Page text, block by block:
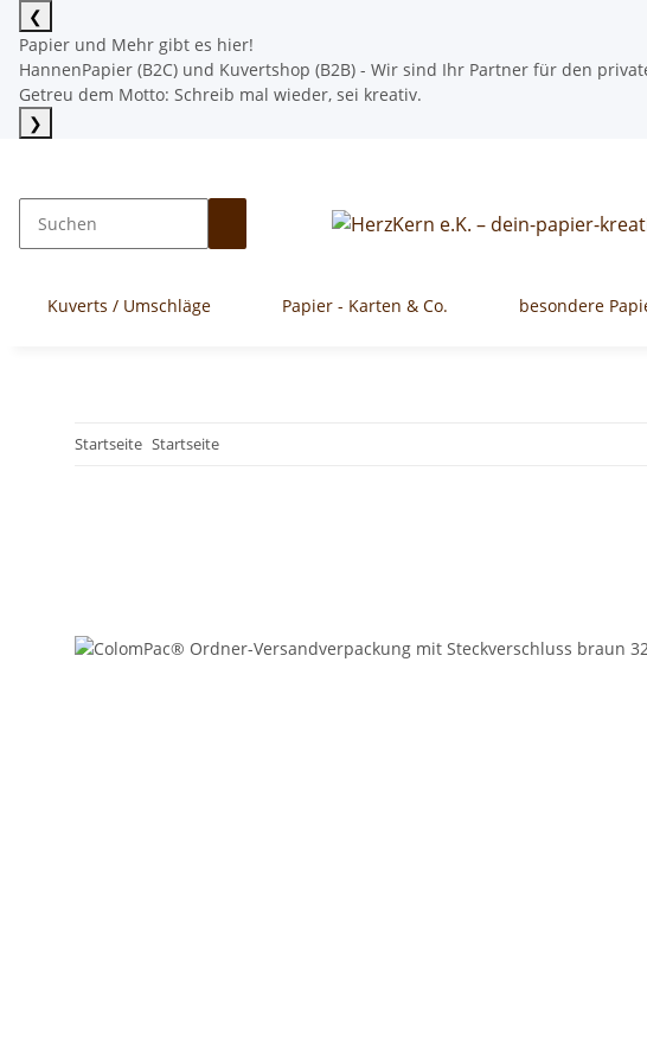
❮
Papier und Mehr gibt es hier!
HannenPapier (B2C) und Kuvertshop (B2B) - Wir sind Ihr Partner für den
Getreu dem Motto: Schreib mal wieder, sei kreativ.
❯
Kuverts / Umschläge Papier - Karten & Co. besondere
Startseite Startseite